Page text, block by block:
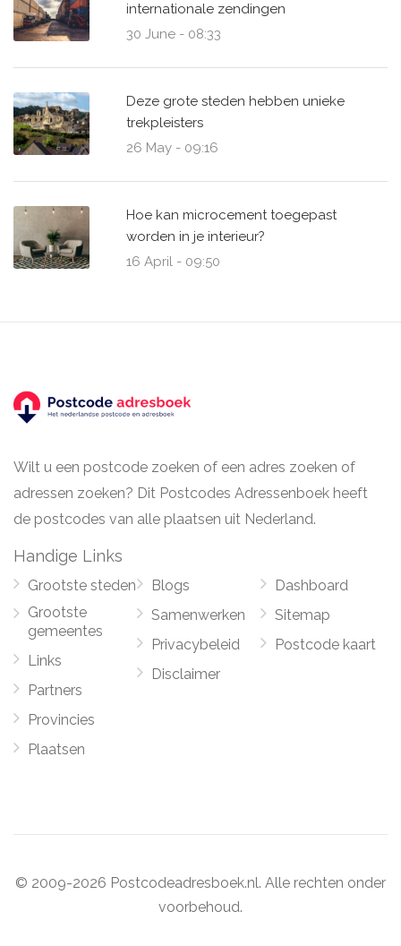
internationale zendingen
30 June - 08:33
Deze grote steden hebben unieke
trekpleisters
26 May - 09:16
Hoe kan microcement toegepast
worden in je interieur?
16 April - 09:50
Wilt u een postcode zoeken of een adres zoeken of
adressen zoeken? Dit Postcodes Adressenboek heeft
de postcodes van alle plaatsen uit Nederland.
Handige Links
Grootste steden
Grootste
gemeentes
Links
Partners
Provincies
Plaatsen
Blogs
Samenwerken
Privacybeleid
Disclaimer
Dashboard
Sitemap
Postcode kaart
© 2009-2026 Postcodeadresboek.nl. Alle rechten onder
voorbehoud.